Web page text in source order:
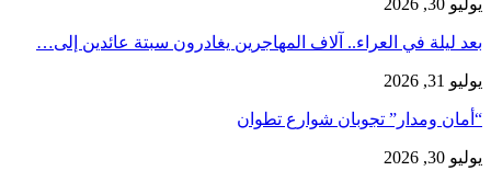
بعد ليلة في العراء.. آلاف المهاجرين يغادرون سبتة عائدين إلى…
يوليو 31, 2026
“أمان ومدار” تجوبان شوارع تطوان
يوليو 30, 2026